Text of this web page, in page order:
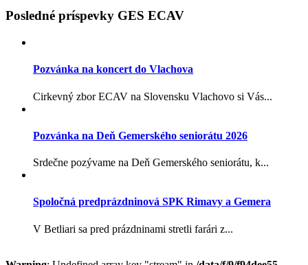
Posledné príspevky GES ECAV
Pozvánka na koncert do Vlachova
Cirkevný zbor ECAV na Slovensku Vlachovo si Vás...
Pozvánka na Deň Gemerského seniorátu 2026
Srdečne pozývame na Deň Gemerského seniorátu, k...
Spoločná predprázdninová SPK Rimavy a Gemera
V Betliari sa pred prázdninami stretli farári z...